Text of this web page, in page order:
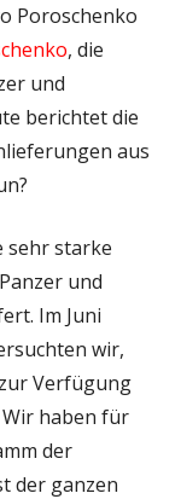
Poroschenko
, die
und
berichtet die
aus
sehr starke
und
Im Juni
wir,
Verfügung
Wir haben für
der
der ganzen